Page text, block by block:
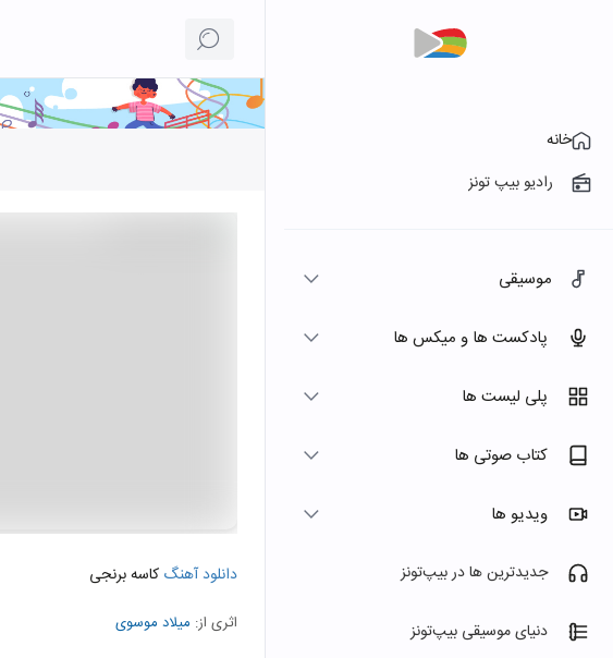
خانه
رادیو بیپ تونز
موسیقی
پادکست ها و میکس ها
پلی لیست ها
کتاب صوتی ها
ویدیو ها
جدیدترین ها در بیپ‌تونز
دنیای موسیقی بیپ‌تونز
دانلود آهنگ کاسه برنجی
اثری از: میلاد موسوی